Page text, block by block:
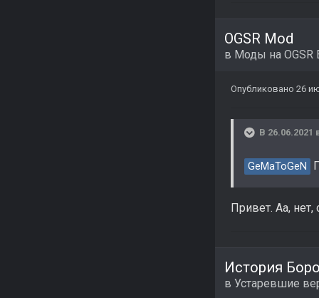
OGSR Mod
в Моды на OGSR
Опубликовано 26
В 26.06.2021
GeMaToGeN
Привет. Аа,
История
в Устаревшие